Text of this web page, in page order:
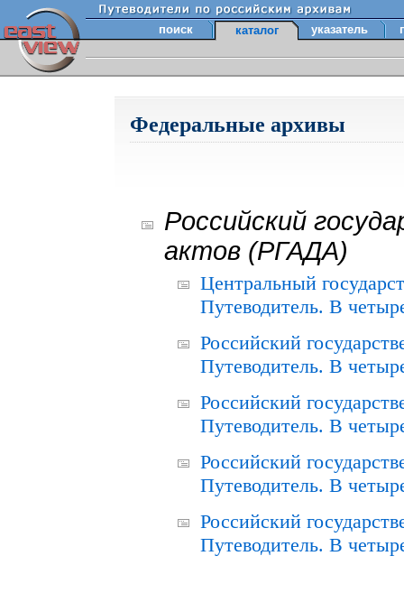
поиск каталог указатель
Федеральные архивы
Российский
актов (РГАДА)
Центральный
Путеводитель. В
Российский
Путеводитель. В
Российский
Путеводитель. В
Российский
Путеводитель. В
Российский
Путеводитель. В